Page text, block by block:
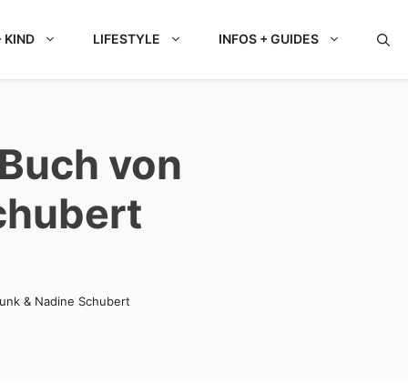
KIND LIFESTYLE INFOS + GUIDES
von
& Nadine Schubert